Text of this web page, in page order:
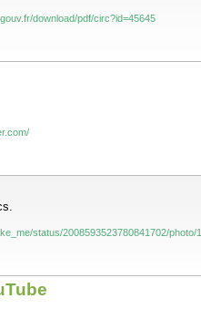
download/pdf/circ?id=45645
status/2008593523780841702/photo/1